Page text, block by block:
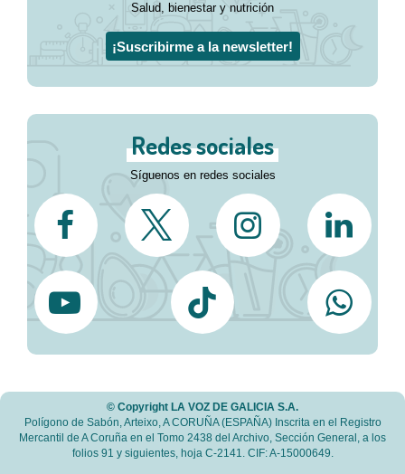
Salud, bienestar y nutrición
¡Suscribirme a la newsletter!
Redes sociales
Síguenos en redes sociales
© Copyright LA VOZ DE GALICIA S.A.
Polígono de Sabón, Arteixo, A CORUÑA (ESPAÑA) Inscrita en el Registro
Mercantil de A Coruña en el Tomo 2438 del Archivo, Sección General, a los
folios 91 y siguientes, hoja C-2141. CIF: A-15000649.